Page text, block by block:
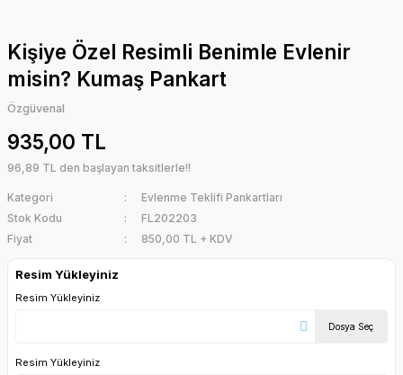
Kişiye Özel Resimli Benimle Evlenir
misin? Kumaş Pankart
Özgüvenal
935,00 TL
96,89 TL den başlayan taksitlerle!!
Kategori
Evlenme Teklifi Pankartları
Stok Kodu
FL202203
Fiyat
850,00 TL + KDV
Resim Yükleyiniz
Resim Yükleyiniz
Dosya Seç
Resim Yükleyiniz